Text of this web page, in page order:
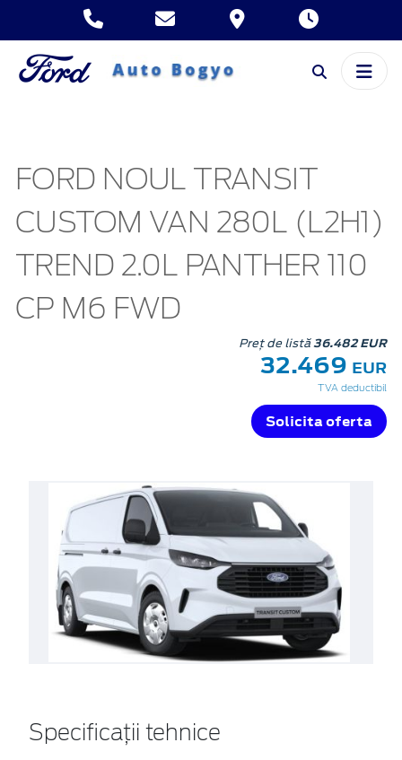
FORD NOUL TRANSIT
CUSTOM VAN 280L (L2H1)
TREND 2.0L PANTHER 110
CP M6 FWD
Preț de listă36.482 EUR
32.469 EUR
TVA deductibil
Solicita oferta
Specificații tehnice